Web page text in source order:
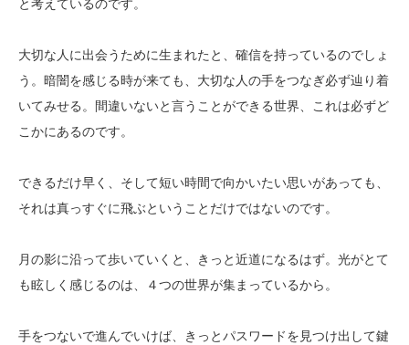
と考えているのです。
大切な人に出会うために生まれたと、確信を持っているのでしょ
う。暗闇を感じる時が来ても、大切な人の手をつなぎ必ず辿り着
いてみせる。間違いないと言うことができる世界、これは必ずど
こかにあるのです。
できるだけ早く、そして短い時間で向かいたい思いがあっても、
それは真っすぐに飛ぶということだけではないのです。
月の影に沿って歩いていくと、きっと近道になるはず。光がとて
も眩しく感じるのは、４つの世界が集まっているから。
手をつないで進んでいけば、きっとパスワードを見つけ出して鍵